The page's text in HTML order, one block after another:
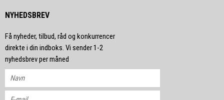
NYHEDSBREV
Få nyheder, tilbud, råd og konkurrencer
direkte i din indboks. Vi sender 1-2
nyhedsbrev per måned